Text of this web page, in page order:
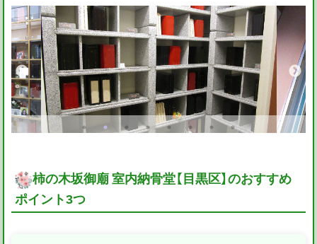
柿の木坂御廟 室内納骨堂【目黒区】のおすすめ
ポイント3つ